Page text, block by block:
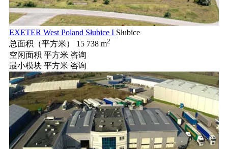
EXETER West Poland Słubice I Słubice
总面积（平方米）
15 738 m2
空闲面积 平方米 咨询
最小模块 平方米 咨询